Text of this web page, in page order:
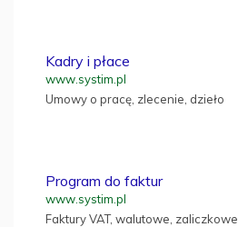
Kadry i płace
www.systim.pl
Umowy o pracę, zlecenie, dzieło
Program do faktur
www.systim.pl
Faktury VAT, walutowe, zaliczkowe